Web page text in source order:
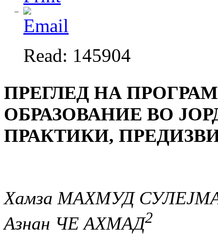
Read: 145904
ПРЕГЛЕД НА
ОБРАЗОВАНИЕ ВО
ПРАКТИКИ,
Хамза МАХМУД
Азнан ЧЕ АХМАД2